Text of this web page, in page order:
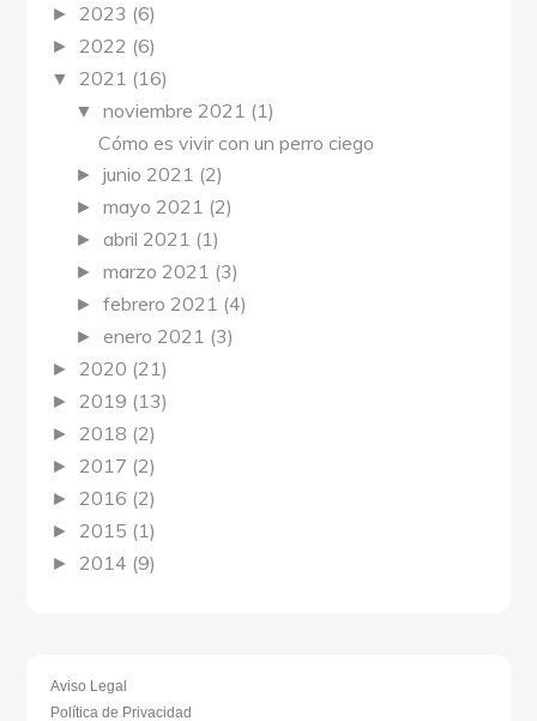
► 2023 (6)
► 2022 (6)
▼ 2021 (16)
▼ noviembre 2021 (1)
Cómo es vivir con un perro ciego
► junio 2021 (2)
► mayo 2021 (2)
► abril 2021 (1)
► marzo 2021 (3)
► febrero 2021 (4)
► enero 2021 (3)
► 2020 (21)
► 2019 (13)
► 2018 (2)
► 2017 (2)
► 2016 (2)
► 2015 (1)
► 2014 (9)
Aviso Legal
Política de Privacidad